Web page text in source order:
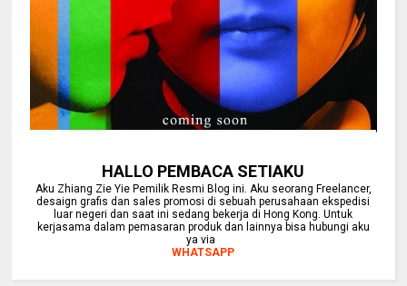
HALLO PEMBACA SETIAKU
Aku Zhiang Zie Yie Pemilik Resmi Blog ini. Aku seorang Freelancer,
desaign grafis dan sales promosi di sebuah perusahaan ekspedisi
luar negeri dan saat ini sedang bekerja di Hong Kong. Untuk
kerjasama dalam pemasaran produk dan lainnya bisa hubungi aku
ya via
WHATSAPP